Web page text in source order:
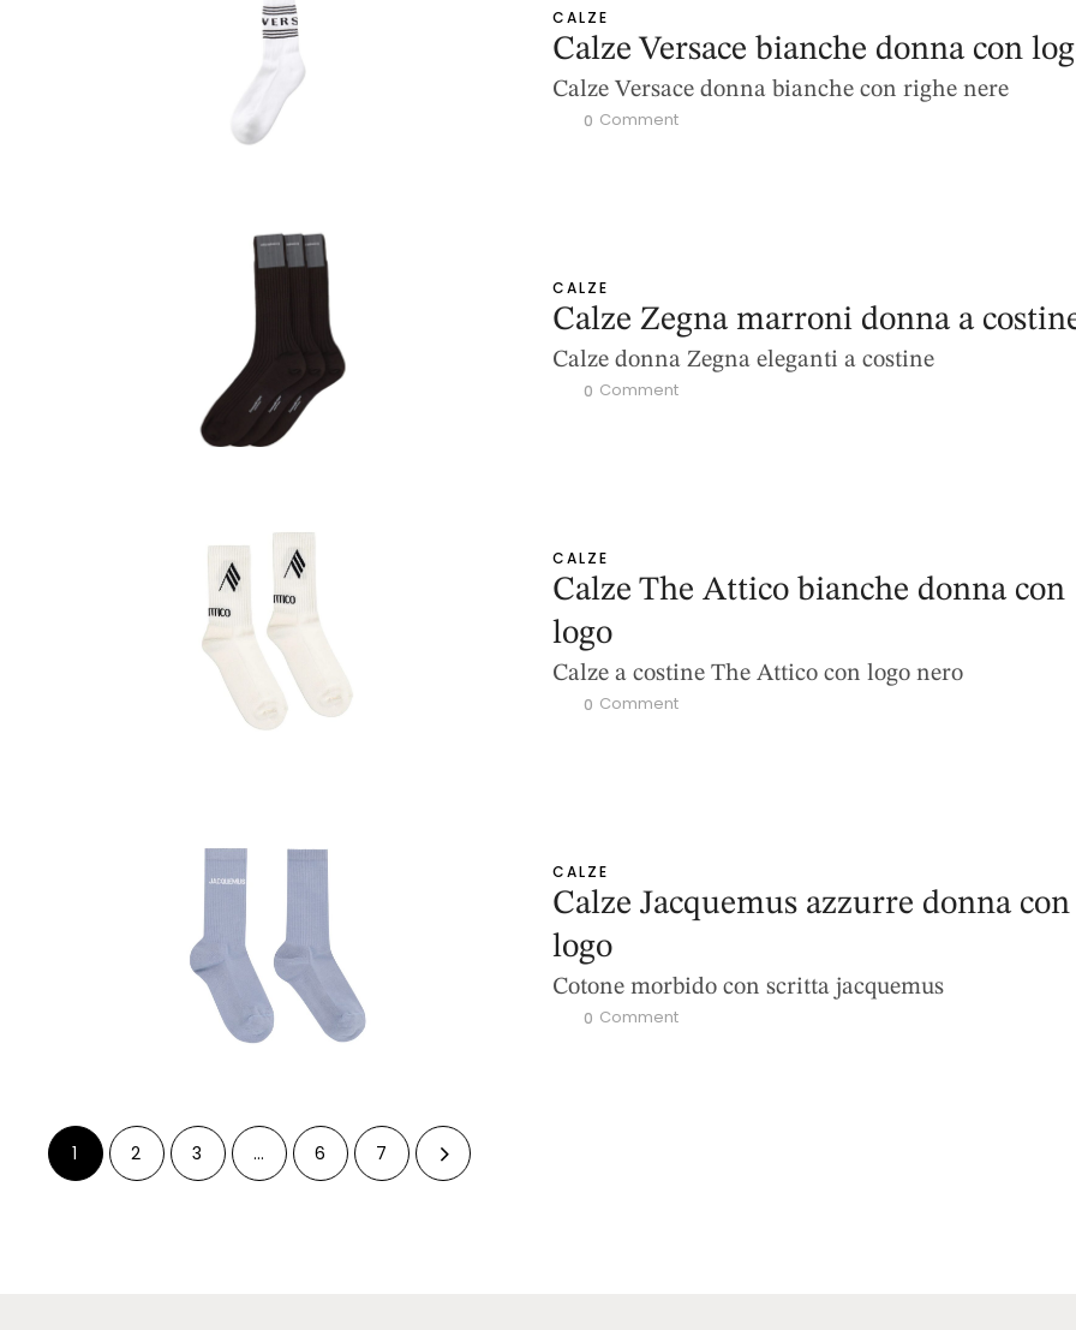
CALZE
Calze Versace bianche donna con
Calze Versace donna bianche con righe nere
0 Comment
CALZE
Calze Zegna marroni donna a
Calze donna Zegna eleganti a costine
0 Comment
CALZE
Calze The Attico bianche donna con
logo
Calze a costine The Attico con logo nero
0 Comment
CALZE
Calze Jacquemus azzurre donna con
logo
Cotone morbido con scritta jacquemus
0 Comment
1 2 3 … 6 7